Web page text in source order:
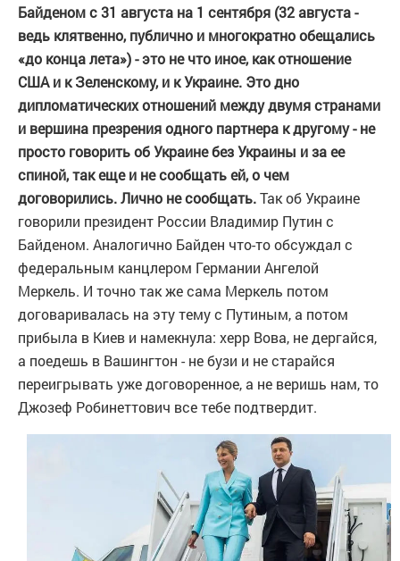
Байденом с 31 августа на 1 сентября (32 августа -
ведь клятвенно, публично и многократно обещались
«до конца лета») - это не что иное, как отношение
США и к Зеленскому, и к Украине. Это дно
дипломатических отношений между двумя странами
и вершина презрения одного партнера к другому - не
просто говорить об Украине без Украины и за ее
спиной, так еще и не сообщать ей, о чем
договорились. Лично не сообщать.Так об Украине
говорили президент России Владимир Путин с
Байденом. Аналогично Байден что-то обсуждал с
федеральным канцлером Германии Ангелой
Меркель. И точно так же сама Меркель потом
договаривалась на эту тему с Путиным, а потом
прибыла в Киев и намекнула: херр Вова, не дергайся,
а поедешь в Вашингтон - не бузи и не старайся
переигрывать уже договоренное, а не веришь нам, то
Джозеф Робинеттович все тебе подтвердит.